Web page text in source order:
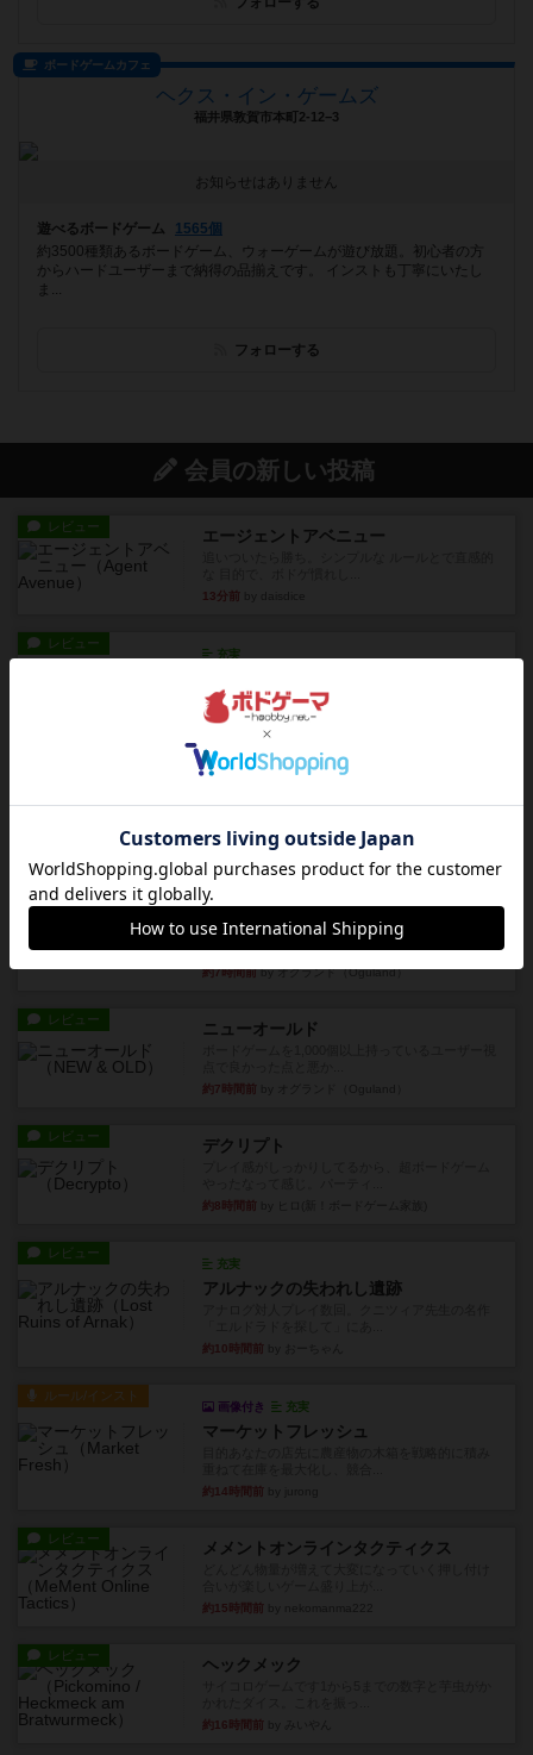
ボードゲームカフェ
ヘクス・イン・ゲームズ
福井県敦賀市本町2-12−3
お知らせはありません
遊べるボードゲーム
1565個
約3500種類あるボードゲーム、ウォーゲームが遊び放題。初心者の方
からハードユーザーまで納得の品揃えです。 インストも丁寧にいたし
ま...
フォローする
会員の新しい投稿
レビュー エージェントアベニュー
13分前
レビュー
充実
期待値を上げすぎた、というのが正直な感想。２
人で何度かプレイ。ここでも...
by S
など、少しの違いはあるけれ...
戦略やコツ ニューオールド
ゲーム終了時に、「オールドカードとニューカー
ドのどちらもある」 状態に...
約7時間前by オグランド（Oguland）
レビュー ニューオールド
約7時間前
レビュー デクリプト
約8時間前
レビュー
充実
アルナックの失われし遺跡
約10時間前
ルール/インスト
画像付き 充実
マーケットフレッシュ
約14時間前
レビュー メメントオンラインタクティクス
約15時間前
レビュー ヘックメック
約16時間前